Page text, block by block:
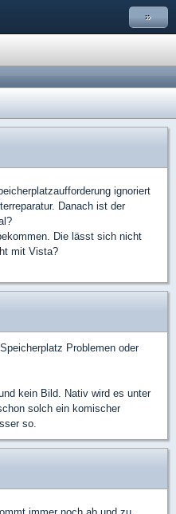
»
ignoriert
Danach ist der
Die lässt sich nicht
mit Vista?
Problemen oder
kein Bild. Nativ wird es unter
solch ein komischer
so.